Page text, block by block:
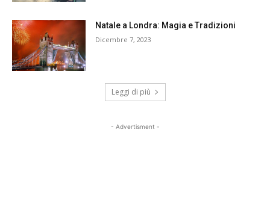
Natale a Londra: Magia e Tradizioni
Dicembre 7, 2023
Leggi di più
- Advertisment -